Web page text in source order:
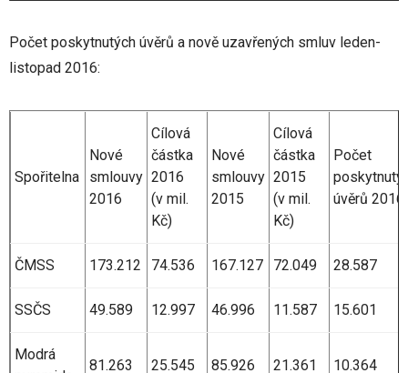
Počet poskytnutých úvěrů a nově uzavřených smluv leden-
listopad 2016:
Spořitelna
Nové
smlouvy
2016
Cílová
částka
2016
(v mil.
Kč)
Nové
smlouvy
2015
Cílová
částka
2015
(v mil.
Kč)
Počet
úvěrů 2016
ČMSS 173.212 74.536 167.127 72.049 28.587
SSČS 49.589 12.997 46.996 11.587 15.601
Modrá
81.263 25.545 85.926 21.361 10.364